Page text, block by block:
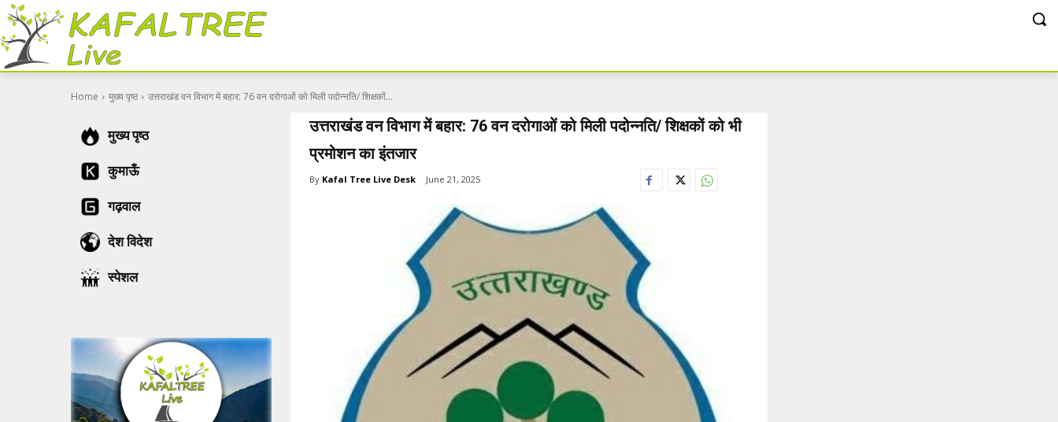
Home मुख्य पृष्ठ उत्तराखंड वन विभाग में बहार: 76 वन दरोगाओं को मिली पदोन्नति/ शिक्षकों...
मुख्य पृष्ठ
कुमाऊँ
गढ़वाल
देश विदेश
स्पेशल
उत्तराखंड वन विभाग में बहार: 76 वन दरोगाओं को मिली पदोन्नति/ शिक्षकों को भी
प्रमोशन का इंतजार
By Kafal Tree Live Desk June 21, 2025